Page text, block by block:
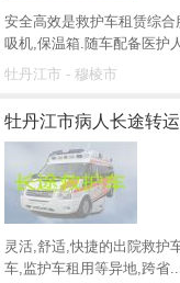
安全高效是救护车租赁综
吸机,保温箱.随车配备医护
牡丹江市 - 穆棱市
牡丹江市病人长途转
灵活,舒适,快捷的出院救护
车,监护车租用等异地,跨省